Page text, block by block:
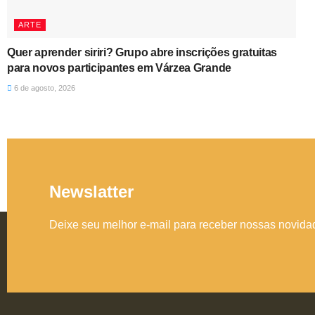
ARTE
Quer aprender siriri? Grupo abre inscrições gratuitas
para novos participantes em Várzea Grande
6 de agosto, 2026
Newslatter
Deixe seu melhor e-mail para receber nossas